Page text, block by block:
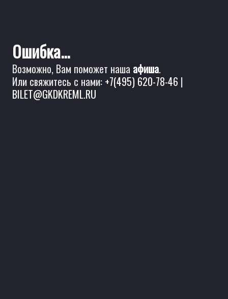
Ошибка...
Возможно, Вам поможет наша афиша.
Или свяжитесь с нами: +7(495) 620-78-46 |
BILET@GKDKREML.RU